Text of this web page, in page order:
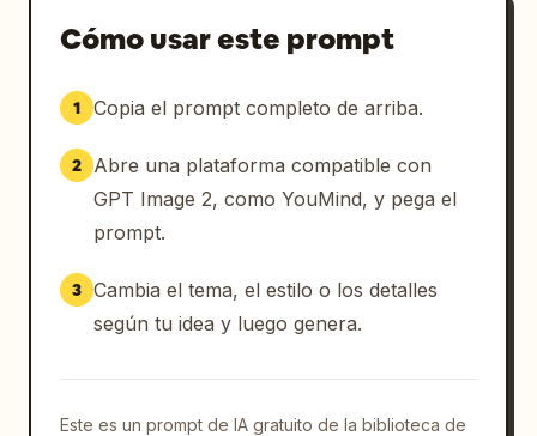
Cómo usar este prompt
1 Copia el prompt completo de arriba.
2
Abre una plataforma compatible con
GPT Image 2, como YouMind, y pega el
prompt.
3 Cambia el tema, el estilo o los detalles
según tu idea y luego genera.
Este es un prompt de IA gratuito de la biblioteca de